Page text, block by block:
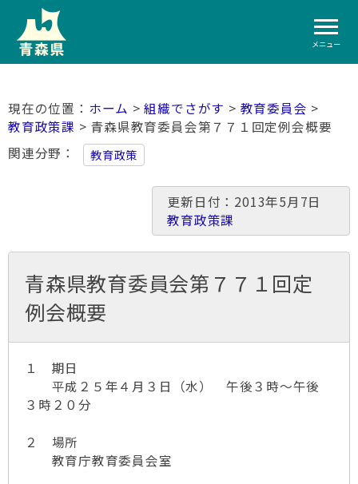
メニュー
ホーム >組織でさがす > 教育委員会 >
教育政策課 > 青森県教育委員会第７７１回定例会概要
関連分野
教育政策
更新日付：2013年5月7日
教育政策課
青森県教育委員会第７７１回定
例会概要
１ 期日
平成２５年４月３日（水） 午後３時～午後
３時２０分
２ 場所
教育庁教育委員会室